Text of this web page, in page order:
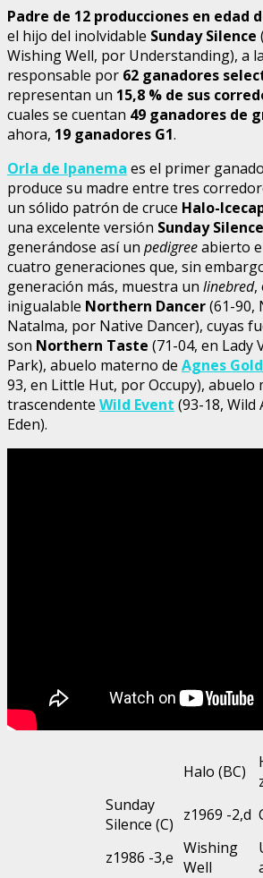
Padre de 12 producciones en edad
el hijo del inolvidable Sunday Silence
Wishing Well, por Understanding), a
responsable por 62 ganadores
representan un 15,8 % de sus
cuales se cuentan 49 ganadores de
ahora, 19 ganadores G1.
Orla de Ipanema es el primer
produce su madre entre tres
un sólido patrón de cruce Halo-
una excelente versión Sunday
generándose así un pedigreeabierto
cuatro generaciones que, sin
generación más, muestra un linebred,
inigualable Northern Dancer(61-90,
Natalma, por Native Dancer), cuyas
son Northern Taste (71-04, en Lady
Park), abuelo materno de Agnes Gold
93, en Little Hut, por Occupy), abuelo
trascendente Wild Event (93-18,
Eden).
Halo (BC)
Sunday
Silence (C) z1969 -2,d
z1986 -3,e Wishing
Well